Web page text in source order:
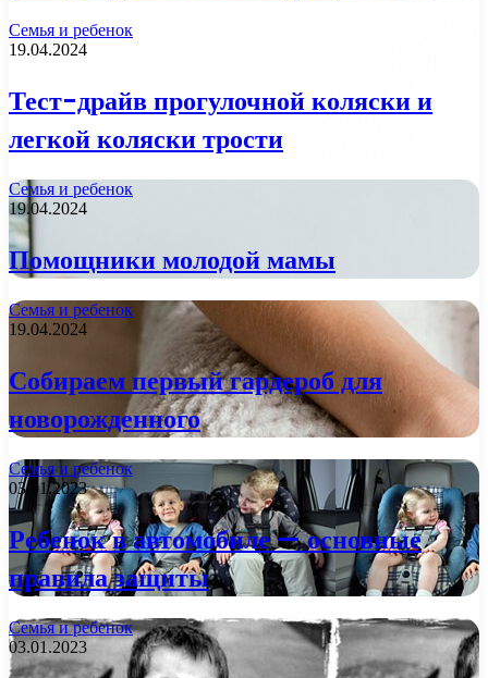
Семья и ребенок
19.04.2024
Тест-драйв прогулочной коляски и
легкой коляски трости
Семья и ребенок
19.04.2024
Помощники молодой мамы
Семья и ребенок
19.04.2024
Собираем первый гардероб для
новорожденного
Семья и ребенок
03.01.2023
Ребенок в автомобиле — основные
правила защиты
Семья и ребенок
03.01.2023